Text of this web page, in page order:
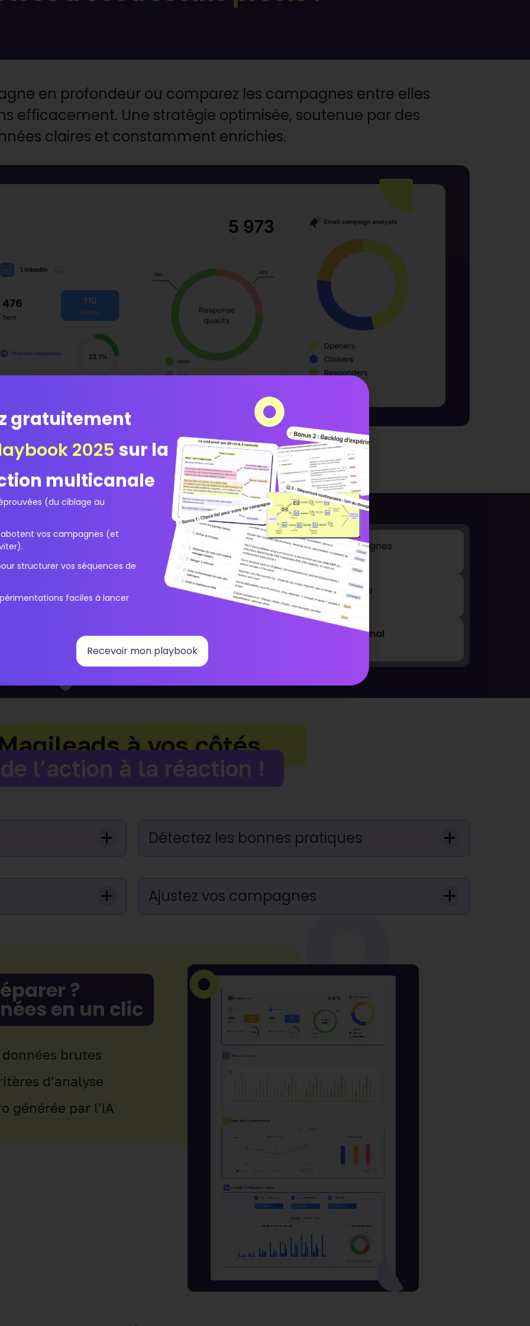
en profondeur ou comparez les campagnes entre elles
efficacement. Une stratégie optimisée, soutenue par des
claires et constamment enrichies.
Essayez gratuitement
qui
dedonnées cléspour
vos actions.
Surveillez la délivrabilitéde vos campagnes
Suivez l’engagementde votre audience
Trackez la de chaquecanal
à vos côtés,
de l’action à la réaction !
Détectez les bonnes pratiques
Ajustez vos campagnes
?
en un clic
brutes
d’analyse
générée par l’IA
gratuitement
2025 sur la
multicanale
(du ciblage au
vos campagnes (et
structurer vos séquences de
faciles à lancer
Recevoir mon playbook